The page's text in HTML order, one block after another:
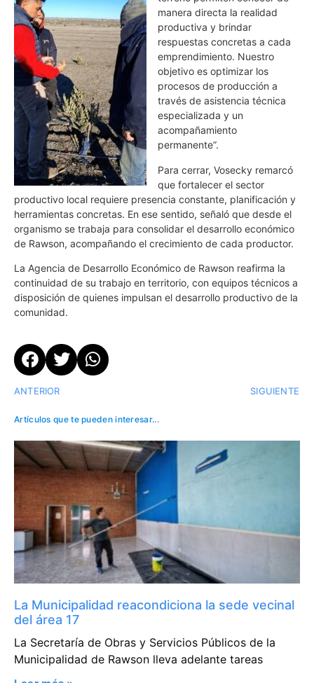
manera directa la realidad
productiva y brindar
respuestas concretas a cada
emprendimiento. Nuestro
objetivo es optimizar los
procesos de producción a
través de asistencia técnica
especializada y un
acompañamiento
permanente”.
Para cerrar, Vosecky remarcó
que fortalecer el sector
productivo local requiere presencia constante, planificación y
herramientas concretas. En ese sentido, señaló que desde el
organismo se trabaja para consolidar el desarrollo económico
de Rawson, acompañando el crecimiento de cada productor.
La Agencia de Desarrollo Económico de Rawson reafirma la
continuidad de su trabajo en territorio, con equipos técnicos a
disposición de quienes impulsan el desarrollo productivo de la
comunidad.
ANTERIOR SIGUIENTE
Artículos que te pueden interesar...
La Municipalidad reacondiciona la sede vecinal
del área 17
La Secretaría de Obras y Servicios Públicos de la
Municipalidad de Rawson lleva adelante tareas